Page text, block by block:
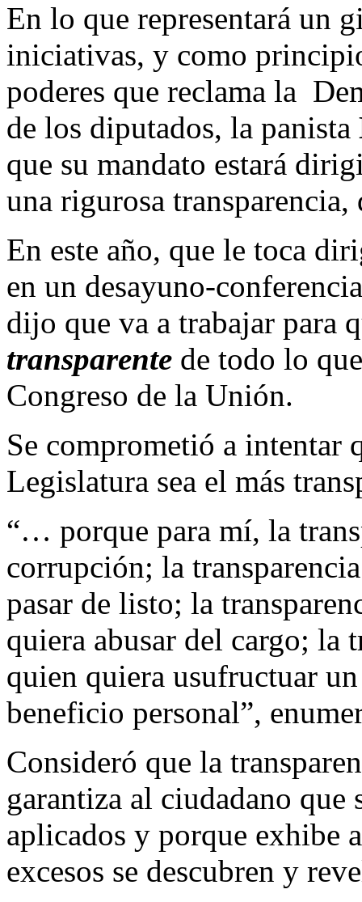
En lo que representará un
iniciativas, y como
poderes que reclama la
de los diputados, la panista
que su mandato estará
una rigurosa
En este año, que le toca
en un desayuno-
dijo que va a trabajar para
transparente de todo lo
Congreso de la Unión.
Se comprometió a intentar
Legislatura sea el más
“… porque para mí, la
corrupción; la
pasar de listo; la
quiera abusar del cargo; la
quien quiera usufructuar
beneficio personal”,
Consideró que la
garantiza al ciudadano que
aplicados y porque exhibe
excesos se descubren y